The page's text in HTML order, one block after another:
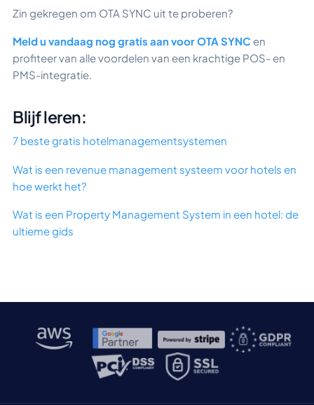
Zin gekregen om OTA SYNC uit te proberen?
Meld u vandaag nog gratis aan voor OTA SYNC en
profiteer van alle voordelen van een krachtige POS- en
PMS-integratie.
Blijf leren:
7 beste gratis hotelmanagementsystemen
Wat is een revenue management systeem voor hotels en
hoe werkt het?
Wat is een Property Management System in een hotel: de
ultieme gids